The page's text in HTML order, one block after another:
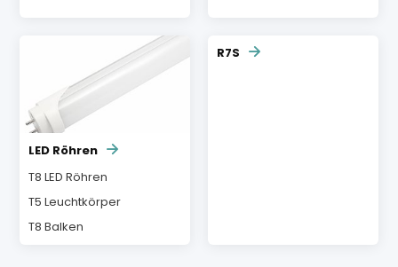
LED Röhren
T8 LED Röhren
T5 Leuchtkörper
T8 Balken
R7S